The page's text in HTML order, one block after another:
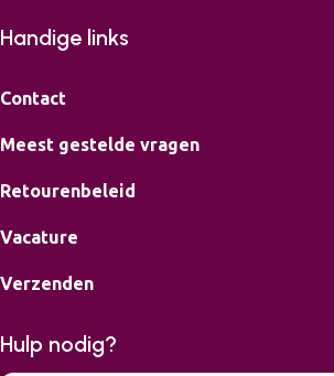
Handige links
Contact
Meest gestelde vragen
Retourenbeleid
Vacature
Verzenden
Hulp nodig?